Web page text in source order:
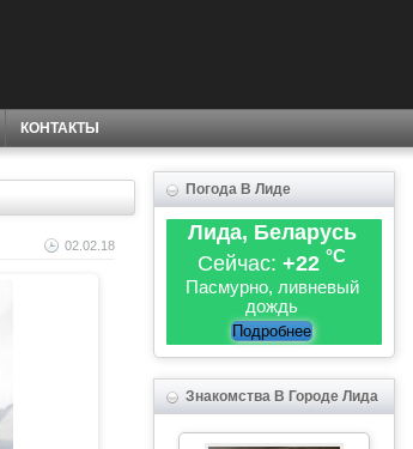
КОНТАКТЫ
02.02.18
Погода В Лиде
Лида, Беларусь
Сейчас: +22 °C
Пасмурно, ливневый
дождь
Подробнее
Знакомства В Городе Лида